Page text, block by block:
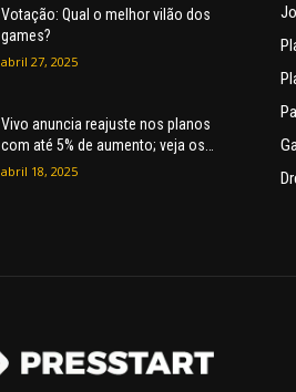
Votação: Qual o melhor vilão dos
games?
abril 27, 2025
Vivo anuncia reajuste nos planos
com até 5% de aumento; veja os
novos preços
abril 18, 2025